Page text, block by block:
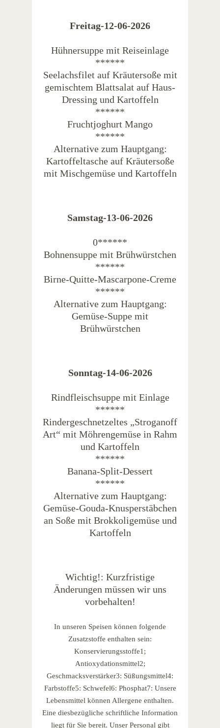
Freitag-12-06-2026
Hühnersuppe mit Reiseinlage
******
Seelachsfilet auf Kräutersoße mit
gemischtem Blattsalat auf Haus-
Dressing und Kartoffeln
******
Fruchtjoghurt Mango
******
Alternative zum Hauptgang:
Kartoffeltasche auf Kräutersoße
mit Mischgemüse und Kartoffeln
Samstag-13-06-2026
0******
Bohnensuppe mit Brühwürstchen
******
Birne-Quitte-Mascarpone-Creme
******
Alternative zum Hauptgang:
Gemüse-Suppe mit
Brühwürstchen
Sonntag-14-06-2026
Rindfleischsuppe mit Einlage
******
Rindergeschnetzeltes „Stroganoff
Art“ mit Möhrengemüse in Rahm
und Kartoffeln
******
Banana-Split-Dessert
******
Alternative zum Hauptgang:
Gemüse-Gouda-Knusperstäbchen
an Soße mit Brokkoligemüse und
Kartoffeln
Wichtig!: Kurzfristige
Änderungen müssen wir uns
vorbehalten!
In unseren Speisen können folgende
Zusatzstoffe enthalten sein:
Konservierungsstoffe1;
Antioxydationsmittel2;
Geschmacksverstärker3: Süßungsmittel4:
Farbstoffe5: Schwefel6: Phosphat7: Unsere
Lebensmittel können Allergene enthalten.
Eine diesbezügliche schriftliche Information
liegt für Sie bereit. Unser Personal gibt